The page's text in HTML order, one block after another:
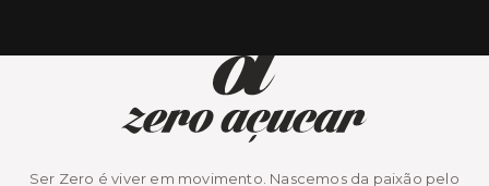
Ser Zero é viver em movimento. Nascemos da paixão pelo